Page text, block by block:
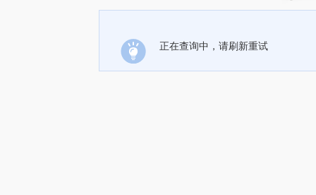
正在查询中，请刷新重试